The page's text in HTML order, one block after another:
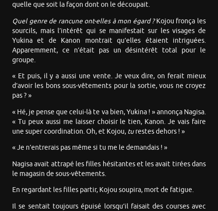
quelle que soit la façon dont on le découpait.
Quel genre de rancune ont-elles à mon égard ?Kojou fronça les
sourcils, mais l’intérêt qui se manifestait sur les visages de
Yukina et de Kanon montrait qu’elles étaient intriguées.
Apparemment, ce n’était pas un désintérêt total pour le
groupe.
« Et puis, il y a aussi une vente. Je veux dire, on ferait mieux
d’avoir les bons sous-vêtements pour la sortie, vous ne croyez
pas ? »
« Hé, je pense que celui-là te va bien, Yukina ! » annonça Nagisa.
« Tu peux aussi me laisser choisir le tien, Kanon. Je vais faire
une super coordination. Oh, et Kojou, turestes dehors ! »
« Je n’entrerais pas même si tu me le demandais ! »
Nagisa avait attrapé les filles hésitantes et les avait tirées dans
le magasin de sous-vêtements.
En regardant les filles partir, Kojou soupira, mort de fatigue.
Il se sentait toujours épuisé lorsqu’il faisait des courses avec